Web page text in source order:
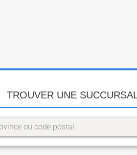
TROUVER UNE